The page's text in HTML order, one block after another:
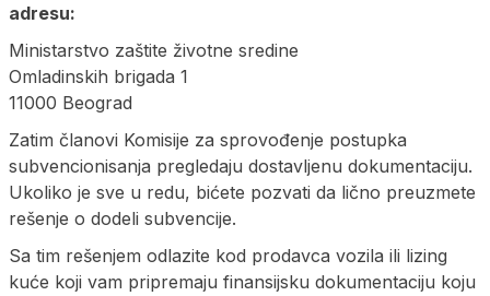
adresu:
Ministarstvo zaštite životne sredine
Omladinskih brigada 1
11000 Beograd
Zatim članovi Komisije za sprovođenje postupka
subvencionisanja pregledaju dostavljenu dokumentaciju.
Ukoliko je sve u redu, bićete pozvati da lično preuzmete
rešenje o dodeli subvencije.
Sa tim rešenjem odlazite kod prodavca vozila ili lizing
kuće koji vam pripremaju finansijsku dokumentaciju koju